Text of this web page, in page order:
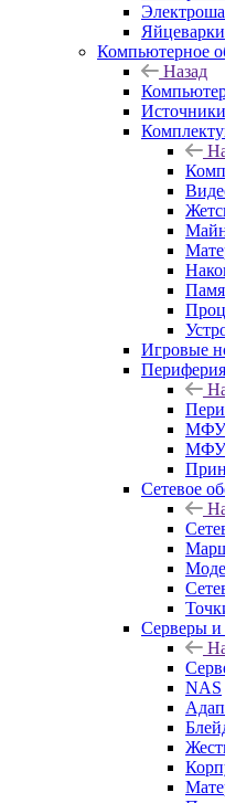
Яйцеварки
Компьютерное
Назад
Игровые
Периферия
МФУ
МФУ
Сетевое
Серверы
NAS